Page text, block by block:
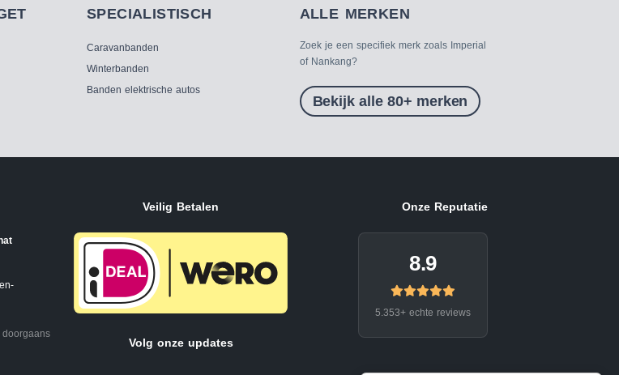
SPECIALISTISCH
Caravanbanden
Winterbanden
Banden elektrische autos
ALLE MERKEN
Zoek je een specifiek merk zoals Imperial
of Nankang?
Bekijk alle 80+ merken
Veilig Betalen
Volg onze updates
Onze Reputatie
8.9
5.353+ echte reviews